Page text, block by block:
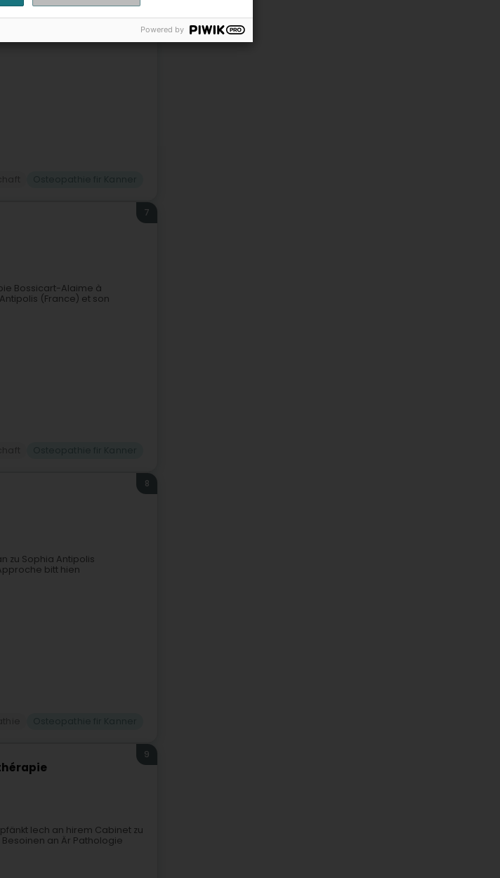
du lundi au vendredi de 8h00
et femmes enceintes.Nos
7
Bossicart-Alaime à
(France) et son
8
zu Sophia Antipolis
bitt hien
9
Iech an hirem Cabinet zu
an Är Pathologie
Powered by